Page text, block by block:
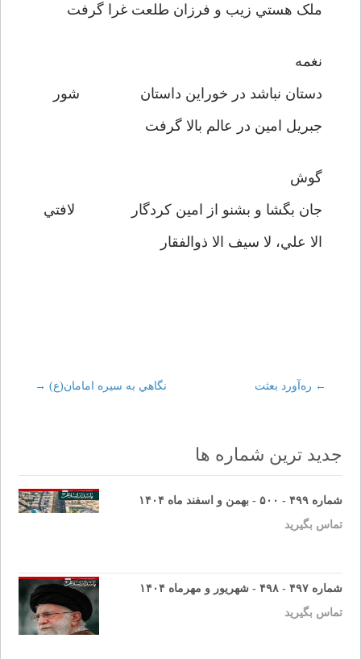
ملک هستي زيب و فرزان طلعت غرا گرفت
نغمه
دستان نباشد در خوراين داستان شور
جبريل امين در عالم بالا گرفت
گوش
جان بگشا و بشنو از امين کردگار لافتي
الا علي، لا سيف الا ذوالفقار
Post
navigation
← ره‌آورد بعثت نگاهي به سيره امامان(ع) →
جدید ترین شماره ها
شماره ۴۹۹ - ۵۰۰ - بهمن و اسفند ماه ۱۴۰۴
تماس بگیرید
شماره ۴۹۷ - ۴۹۸ - شهریور و مهرماه ۱۴۰۴
تماس بگیرید